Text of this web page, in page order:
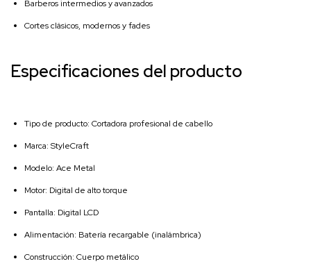
Barberos intermedios y avanzados
Cortes clásicos, modernos y fades
Especificaciones del producto
Tipo de producto: Cortadora profesional de cabello
Marca: StyleCraft
Modelo: Ace Metal
Motor: Digital de alto torque
Pantalla: Digital LCD
Alimentación: Batería recargable (inalámbrica)
Construcción: Cuerpo metálico